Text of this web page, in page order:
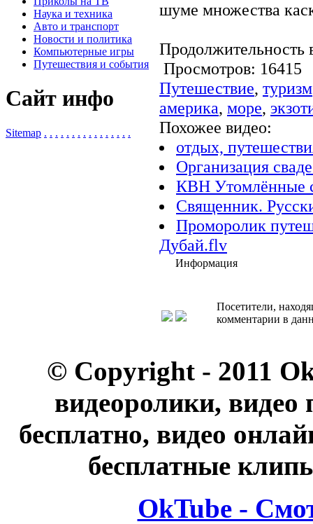
Наука и техника
Авто и транспорт
Новости и политика
Компьютерные игры
Путешествия и события
Сайт инфо
Sitemap . . . . . . . . . . . . . . . .
шуме множества
Продолжительность
Просмотров:
Путешествие, туризм
америка, море,
Похожее видео:
отдых,
Организация
КВН Утомлённые
Священник.
Проморолик
Дубай.flv
Информация
Посетители,
комментарии в
© Copyright - 2011
видеоролики, видео
бесплатно, видео
бесплатные
OkTube -